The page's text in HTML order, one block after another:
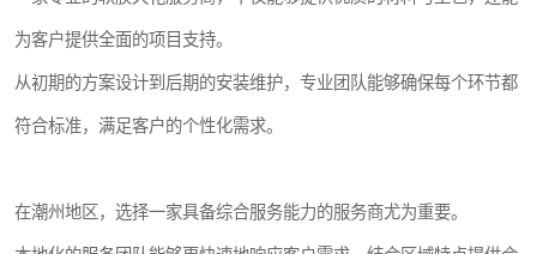
为客户提供全面的项目支持。
从初期的方案设计到后期的安装维护，专业团队能够确保每个环节都
符合标准，满足客户的个性化需求。
在潮州地区，选择一家具备综合服务能力的服务商尤为重要。